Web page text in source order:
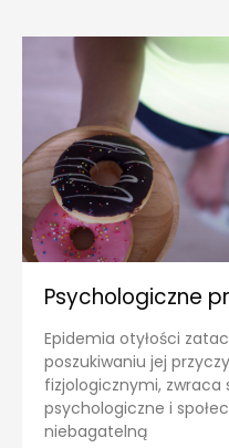
Psychologiczne
Epidemia otyłości
poszukiwaniu jej
fizjologicznymi, zwraca
psychologiczne i
niebagatelną